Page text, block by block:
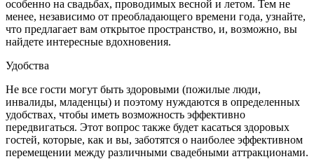
особенно на свадьбах, проводимых весной и летом. Тем не
менее, независимо от преобладающего времени года, узнайте,
что предлагает вам открытое пространство, и, возможно, вы
найдете интересные вдохновения.
Удобства
Не все гости могут быть здоровыми (пожилые люди,
инвалиды, младенцы) и поэтому нуждаются в определенных
удобствах, чтобы иметь возможность эффективно
передвигаться. Этот вопрос также будет касаться здоровых
гостей, которые, как и вы, заботятся о наиболее эффективном
перемещении между различными свадебными аттракционами.